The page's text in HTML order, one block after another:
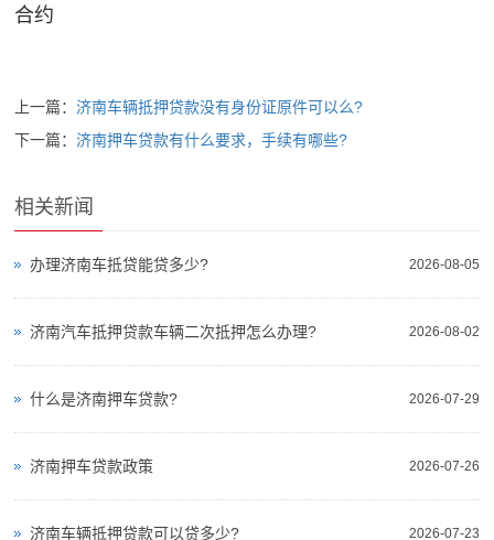
合约
上一篇： 济南车辆抵押贷款没有身份证原件可以么?
下一篇： 济南押车贷款有什么要求，手续有哪些?
相关新闻
2026-08-05
办理济南车抵贷能贷多少?
2026-08-02
济南汽车抵押贷款车辆二次抵押怎么办理?
2026-07-29
什么是济南押车贷款?
2026-07-26
济南押车贷款政策
2026-07-23
济南车辆抵押贷款可以贷多少?